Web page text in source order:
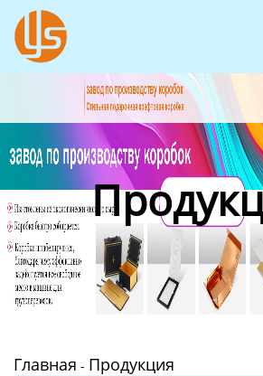
Главная
Продукция
О Нас
Контакты
Главная - Продукция